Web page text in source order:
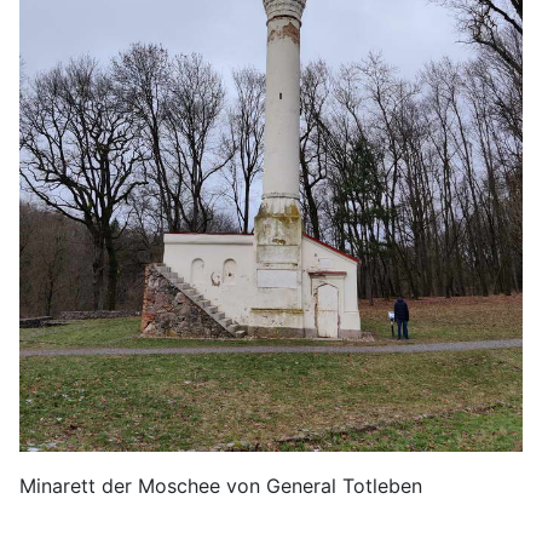
Minarett der Moschee von General Totleben